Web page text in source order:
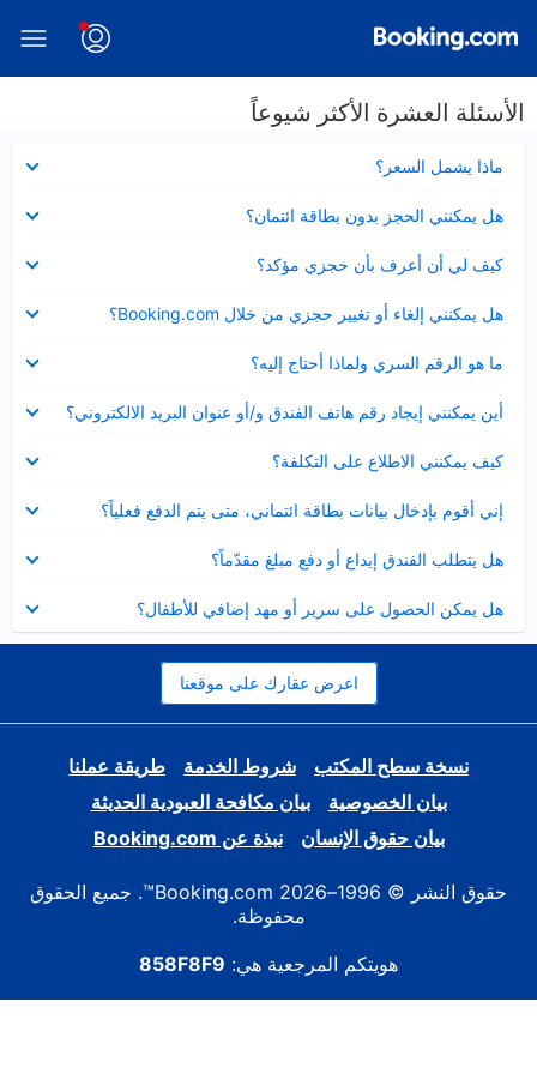
الأسئلة العشرة الأكثر شيوعاً
ماذا يشمل السعر؟
مصغر
هل يمكنني الحجز بدون بطاقة ائتمان؟
مصغر
كيف لي أن أعرف بأن حجزي مؤكد؟
مصغر
هل يمكنني إلغاء أو تغيير حجزي من خلال Booking.com؟
مصغر
ما هو الرقم السري ولماذا أحتاج إليه؟
مصغر
أين يمكنني إيجاد رقم هاتف الفندق و/أو عنوان البريد الالكتروني؟
عرض
مصغر
كيف يمكنني الاطلاع على التكلفة؟
مصغر
إني أقوم بإدخال بيانات بطاقة ائتماني، متى يتم الدفع فعلياً؟
مصغر
هل يتطلب الفندق إيداع أو دفع مبلغ مقدّماً؟
مصغر
هل يمكن الحصول على سرير أو مهد إضافي للأطفال؟
مصغر
اعرض عقارك على موقعنا
نسخة سطح المكتب شروط الخدمة
طريقة عملنا
بيان الخصوصية
بيان مكافحة العبودية الحديثة
بيان حقوق الإنسان
نبذة عن Booking.com
حقوق النشر © 1996–2026 Booking.com™. جميع الحقوق
محفوظة.
هويتكم المرجعية هي: 858F8F9